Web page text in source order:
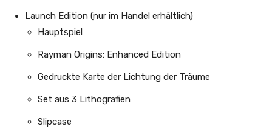
Launch Edition (nur im Handel erhältlich)
Hauptspiel
Rayman Origins: Enhanced Edition
Gedruckte Karte der Lichtung der Träume
Set aus 3 Lithografien
Slipcase